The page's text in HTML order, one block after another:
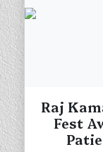
Raj
Fest